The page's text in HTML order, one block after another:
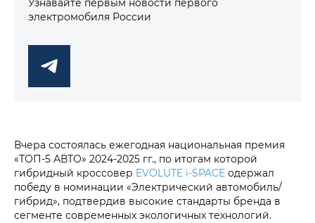
Узнавайте первым новости первого
электромобиля России
Вчера состоялась ежегодная национальная премия
«ТОП-5 АВТО» 2024-2025 гг., по итогам которой
гибридный кроссовер EVOLUTE i‑SPACE одержал
победу в номинации «Электрический автомобиль/
гибрид», подтвердив высокие стандарты бренда в
сегменте современных экологичных технологий.